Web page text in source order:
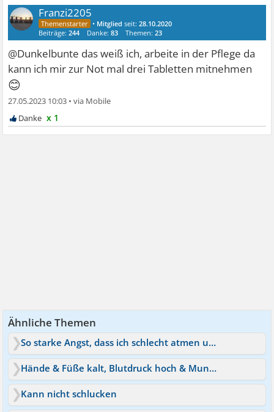
Franzi2205
• Mitglied seit:28.10.2020
Beiträge:244 Danke:83 Themen:23
@Dunkelbunte das weiß ich, arbeite in der Pflege da
kann ich mir zur Not mal drei Tabletten mitnehmen
😊
27.05.2023 10:03 •
x 1
Ähnliche Themen
So starke Angst, dass ich schlecht atmen und schlucken kann
Hände & Füße kalt, Blutdruck hoch & Mund trocken
Kann nicht schlucken